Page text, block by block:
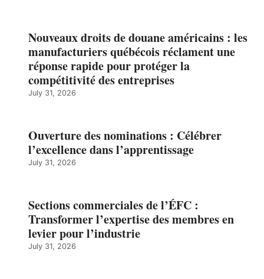
Nouveaux droits de douane américains : les
manufacturiers québécois réclament une
réponse rapide pour protéger la
compétitivité des entreprises
July 31, 2026
Ouverture des nominations : Célébrer
l’excellence dans l’apprentissage
July 31, 2026
Sections commerciales de l’ÉFC :
Transformer l’expertise des membres en
levier pour l’industrie
July 31, 2026